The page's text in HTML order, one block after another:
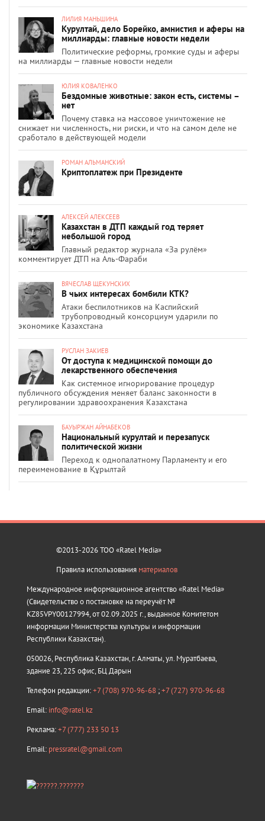
ЛИЛИЯ МАНЬШИНА
Курултай, дело Борейко, амнистия и аферы на
миллиарды: главные новости недели
Политические реформы, громкие суды и аферы
на миллиарды — главные новости недели
ЮЛИЯ КОВАЛЕНКО
Бездомные животные: закон есть, системы –
нет
Почему ставка на массовое уничтожение не
снижает ни численность, ни риски, и что на самом деле не
сработало в действующей модели
РОМАН АЛЬМАНСКИЙ
Криптоплатеж при Президенте
АЛЕКСЕЙ АЛЕКСЕЕВ
Казахстан в ДТП каждый год теряет
небольшой город
Главный редактор журнала «За рулём»
комментирует ДТП на Аль-Фараби
ВЯЧЕСЛАВ ЩЕКУНСКИХ
В чьих интересах бомбили КТК?
Атаки беспилотников на Каспийский
трубопроводный консорциум ударили по
экономике Казахстана
РУСЛАН ЗАКИЕВ
От доступа к медицинской помощи до
лекарственного обеспечения
Как системное игнорирование процедур
публичного обсуждения меняет баланс законности в
регулировании здравоохранения Казахстана
БАУЫРЖАН АЙНАБЕКОВ
Национальный курултай и перезапуск
политической жизни
Переход к однопалатному Парламенту и его
переименование в Құрылтай
©2013-2026 ТОО «Ratel Media»
Правила использования материалов
Международное информационное агентство «Ratel Media»
(Свидетельство о постановке на переучёт №
KZ85VPY00127994, от 02.09.2025 г., выданное Комитетом
информации Министерства культуры и информации
Республики Казахстан).
050026, Республика Казахстан, г. Алматы, ул. Муратбаева,
здание 23, 225 офис, БЦ Дарын
Телефон редакции:+7 (708) 970-96-68 ;+7 (727) 970-96-68
Email: info@ratel.kz
Реклама:+7 (777) 233 50 13
Email: pressratel@gmail.com